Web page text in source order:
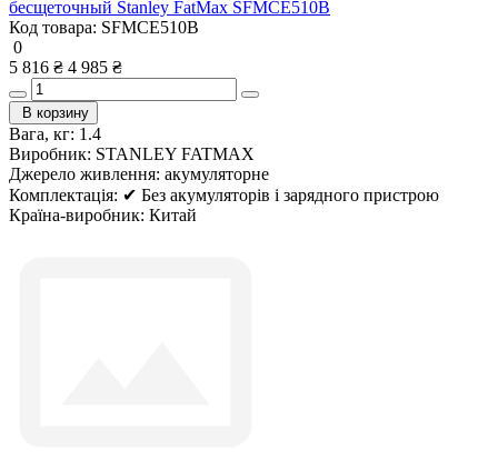
бесщеточный Stanley FatMax SFMCE510B
Код товара: SFMCE510B
0
5 816 ₴ 4 985 ₴
В корзину
Вага, кг: 1.4
Виробник: STANLEY FATMAX
Джерело живлення: акумуляторне
Комплектація: ✔ Без акумуляторів і зарядного пристрою
Країна-виробник: Китай